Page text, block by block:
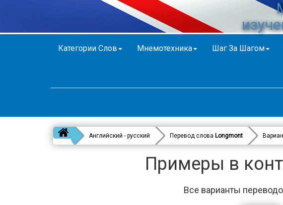
Категории Слов Мнемотехника Шаг За Шагом
Английский - русский Перевод слова Longmont
Примеры в
Все варианты